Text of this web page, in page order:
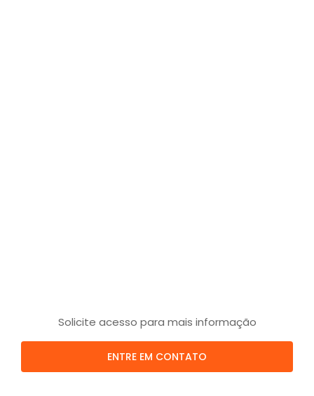
Solicite acesso para mais informação
ENTRE EM CONTATO